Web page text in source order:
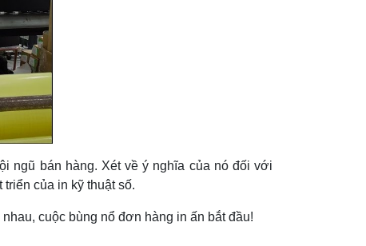
ngũ bán hàng. Xét về ý nghĩa của nó đối với
của in kỹ thuật số.
cuộc bùng nổ đơn hàng in ấn bắt đầu!